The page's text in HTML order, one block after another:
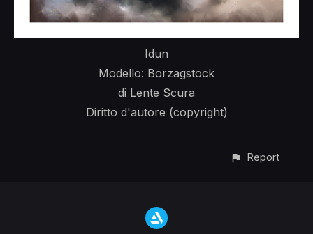
Idun
Modello: Borzagstock
di Lente Scura
Diritto d'autore (copyright)
Report